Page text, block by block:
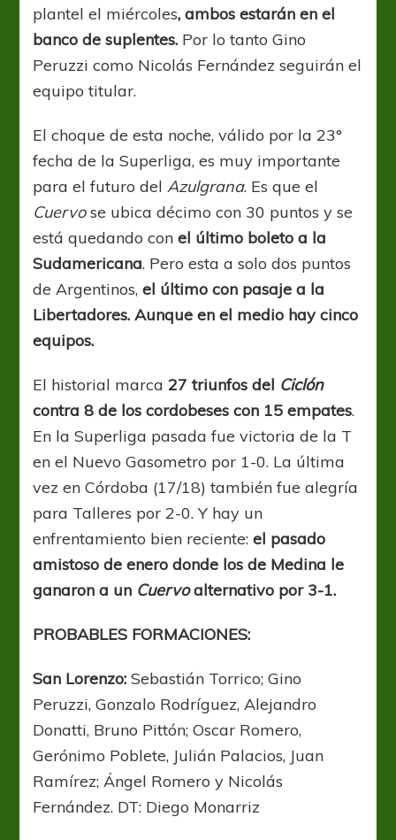
plantel el miércoles, ambos estarán en el
banco de suplentes. Por lo tanto Gino
Peruzzi como Nicolás Fernández seguirán el
equipo titular.
El choque de esta noche, válido por la 23°
fecha de la Superliga, es muy importante
para el futuro delAzulgrana. Es que el
Cuervose ubica décimo con 30 puntos y se
está quedando conel último boleto a la
Sudamericana. Pero esta a solo dos puntos
de Argentinos,el último con pasaje a la
Libertadores. Aunque en el medio hay cinco
equipos.
El historial marca27 triunfos del Ciclón
contra 8 de los cordobeses con 15 empates.
En la Superliga pasada fue victoria de la T
en el Nuevo Gasometro por 1-0. La última
vez en Córdoba (17/18) también fue alegría
para Talleres por 2-0. Y hay un
enfrentamiento bien reciente:el pasado
amistoso de enero donde los de Medina le
ganaron a un Cuervoalternativo por 3-1.
PROBABLES FORMACIONES:
San Lorenzo: Sebastián Torrico; Gino
Peruzzi, Gonzalo Rodríguez, Alejandro
Donatti, Bruno Pittón; Oscar Romero,
Gerónimo Poblete, Julián Palacios, Juan
Ramírez; Ángel Romero y Nicolás
Fernández. DT: Diego Monarriz